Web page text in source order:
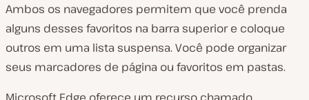
Ambos os navegadores permitem que você prenda
alguns desses favoritos na barra superior e coloque
outros em uma lista suspensa. Você pode organizar
seus marcadores de página ou favoritos em pastas.
Microsoft Edge oferece um recurso chamado